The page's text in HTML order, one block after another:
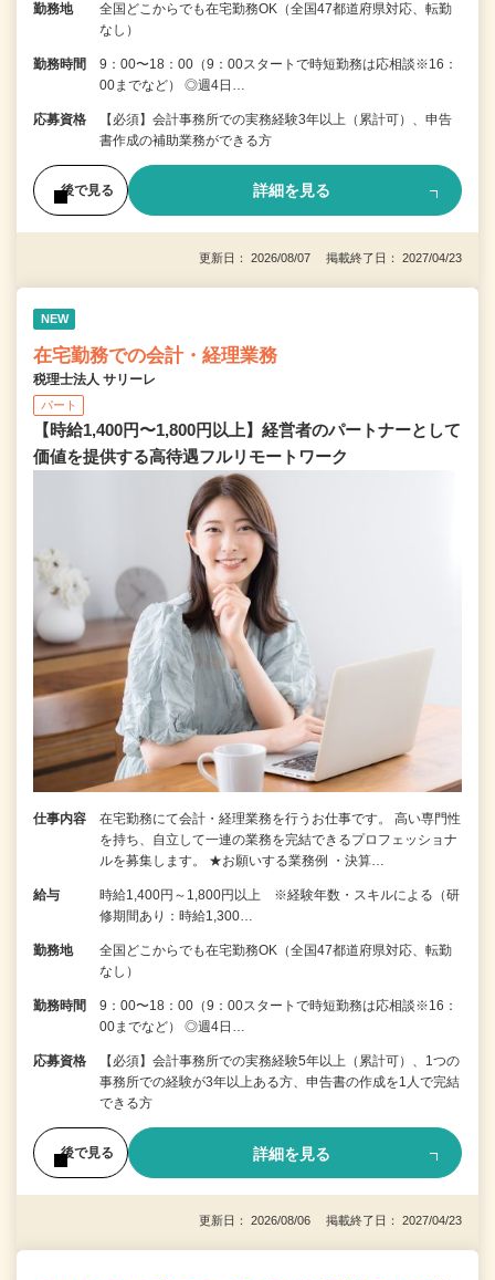
勤務地
全国どこからでも在宅勤務OK（全国47都道府県対応、転勤
なし）
勤務時間
9：00〜18：00（9：00スタートで時短勤務は応相談※16：
00までなど） ◎週4日…
応募資格
【必須】会計事務所での実務経験3年以上（累計可）、申告
書作成の補助業務ができる方
後で見る 詳細を見る
更新日： 2026/08/07 掲載終了日： 2027/04/23
NEW
在宅勤務での会計・経理業務
税理士法人 サリーレ
パート
【時給1,400円〜1,800円以上】経営者のパートナーとして
価値を提供する⾼待遇フルリモートワーク
仕事内容
在宅勤務にて会計・経理業務を行うお仕事です。 高い専門性
を持ち、自立して一連の業務を完結できるプロフェッショナ
ルを募集します。 ★お願いする業務例 ・決算…
給与
時給1,400円～1,800円以上 ※経験年数・スキルによる（研
修期間あり：時給1,300…
勤務地
全国どこからでも在宅勤務OK（全国47都道府県対応、転勤
なし）
勤務時間
9：00〜18：00（9：00スタートで時短勤務は応相談※16：
00までなど） ◎週4日…
応募資格
【必須】会計事務所での実務経験5年以上（累計可）、1つの
事務所での経験が3年以上ある方、申告書の作成を1人で完結
できる方
後で見る 詳細を見る
更新日： 2026/08/06 掲載終了日： 2027/04/23